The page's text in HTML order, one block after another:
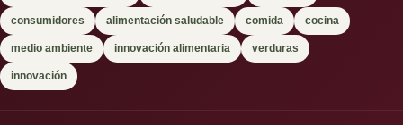
consumidores alimentación saludable comida cocina
medio ambiente innovación alimentaria verduras
innovación